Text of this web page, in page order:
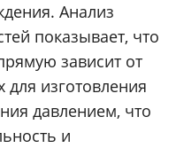
Анализ
показывает, что
зависит от
изготовления
давлением, что
и